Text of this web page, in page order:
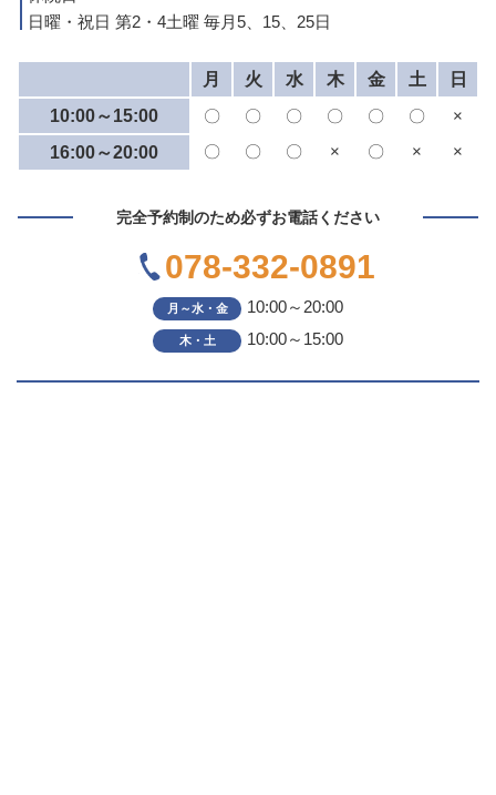
日曜・祝日 第2・4土曜 毎月5、15、25日
月 火 水 木 金 土
日
10:00～15:00
〇 〇 〇 〇 〇 〇
×
16:00～20:00
〇 〇 〇 × 〇 × ×
完全予約制のため必ずお電話ください
078-332-0891
月～水・金 10:00～20:00
木・土 10:00～15:00